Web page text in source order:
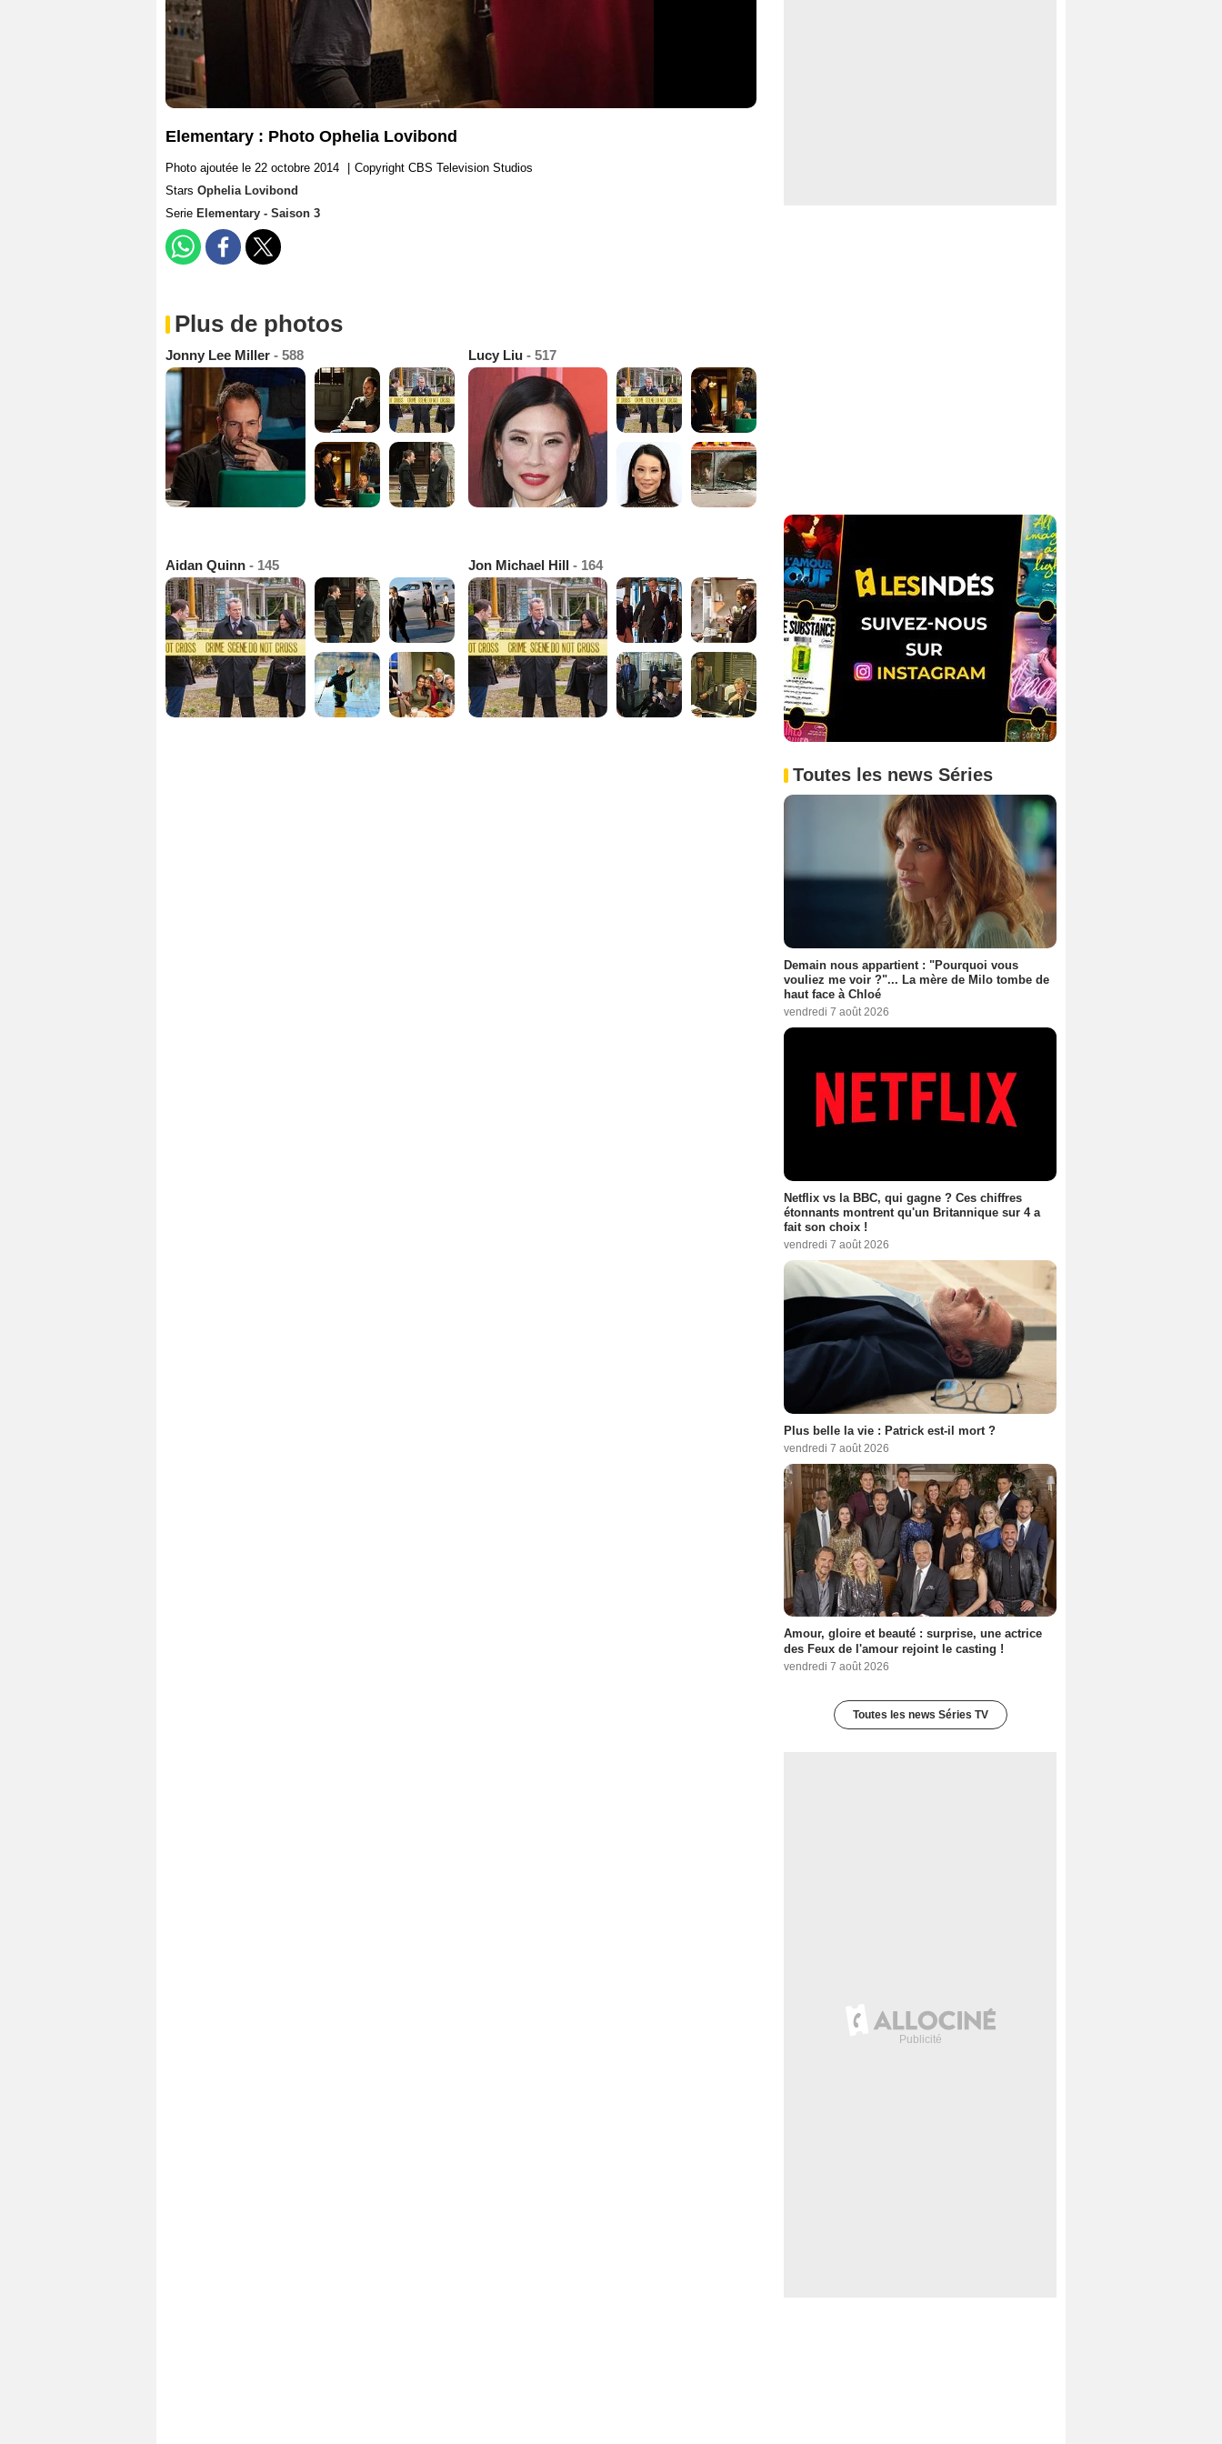
Elementary : Photo Ophelia Lovibond
Photo ajoutée le 22 octobre 2014
Copyright CBS Television Studios
Stars Ophelia Lovibond
Serie Elementary - Saison 3
Plus de photos
Jonny Lee Miller - 588 Lucy Liu - 517
Aidan Quinn - 145 Jon Michael Hill - 164
Toutes les news Séries
Demain nous appartient : "Pourquoi vous
vouliez me voir ?"... La mère de Milo tombe de
haut face à Chloé
vendredi 7 août 2026
Netflix vs la BBC, qui gagne ? Ces chiffres
étonnants montrent qu'un Britannique sur 4 a
fait son choix !
vendredi 7 août 2026
Plus belle la vie : Patrick est-il mort ?
vendredi 7 août 2026
Amour, gloire et beauté : surprise, une actrice
des Feux de l'amour rejoint le casting !
vendredi 7 août 2026
Toutes les news Séries TV